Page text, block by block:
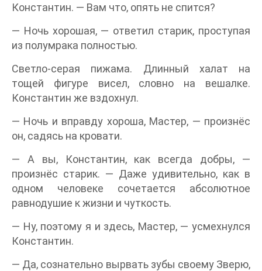
Константин. — Вам что, опять не спится?
— Ночь хорошая, — ответил старик, проступая
из полумрака полностью.
Светло-серая пижама. Длинный халат на
тощей фигуре висел, словно на вешалке.
Константин же вздохнул.
— Ночь и вправду хороша, Мастер, — произнёс
он, садясь на кровати.
— А вы, Константин, как всегда добры, —
произнёс старик. — Даже удивительно, как в
одном человеке сочетается абсолютное
равнодушие к жизни и чуткость.
— Ну, поэтому я и здесь, Мастер, — усмехнулся
Константин.
— Да, сознательно вырвать зубы своему Зверю,